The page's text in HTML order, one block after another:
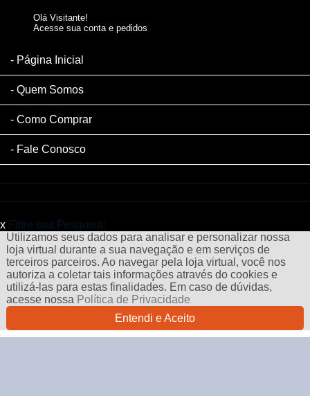
Olá Visitante!
Acesse sua conta e pedidos
Página Inicial
Quem Somos
Como Comprar
Fale Conosco
x Filtre sua Pesquisa:
Utilizamos seus dados para analisar e personalizar nossa
loja virtual durante a sua navegação e em serviços de
terceiros parceiros. Ao navegar pela loja virtual, você nos
autoriza a coletar tais informações através do cookies e
utilizá-las para estas finalidades. Em caso de dúvidas,
acesse nossa Política de Privacidade
Entendi e Aceito